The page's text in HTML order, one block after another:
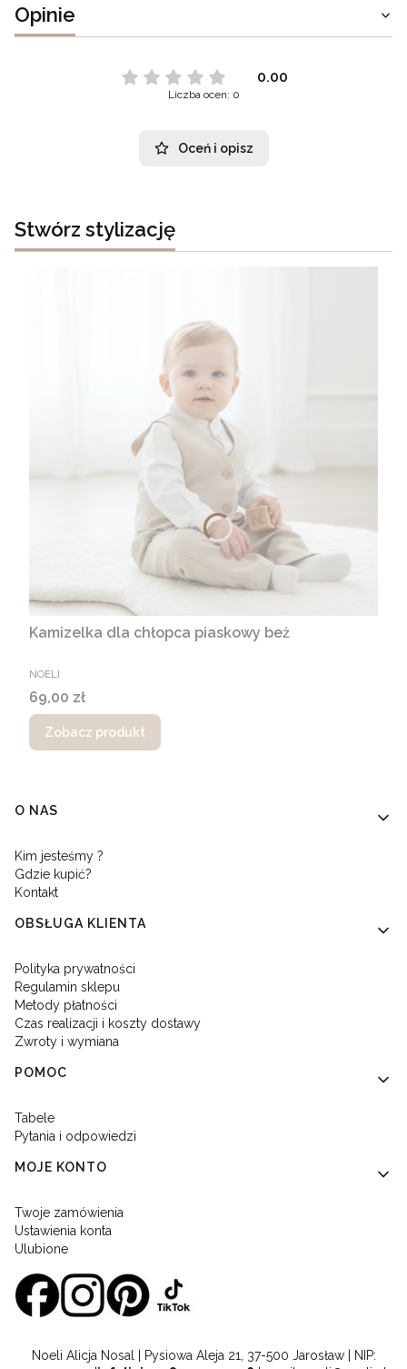
Opinie
0.00
Liczba ocen: 0
Oceń i opisz
Stwórz stylizację
Kamizelka dla chłopca piaskowy beż
PRODUCENT
NOELI
Cena
69,00 zł
Zobacz produkt
Linki w stopce
O NAS
Kim jesteśmy ?
Gdzie kupić?
Kontakt
OBSŁUGA KLIENTA
Polityka prywatności
Regulamin sklepu
Metody płatności
Czas realizacji i koszty dostawy
Zwroty i wymiana
POMOC
Tabele
Pytania i odpowiedzi
MOJE KONTO
Twoje zamówienia
Ustawienia konta
Ulubione
Noeli Alicja Nosal | Pysiowa Aleja 21, 37-500 Jarosław | NIP: